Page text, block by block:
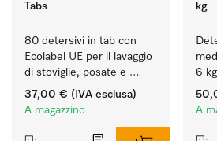
Tabs
80 detersivi in tab con
Ecolabel UE per il lavaggio
di stoviglie, posate e
bicchieri molto sporchi.
37,00 € (IVA esclusa)
A magazzino
kg
6
A